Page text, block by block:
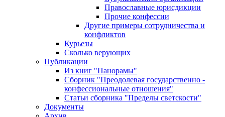
Православные юрисдикции
Прочие конфессии
Другие примеры сотрудничества и
конфликтов
Курьезы
Сколько верующих
Публикации
Из книг "Панорамы"
Сборник "Преодолевая государственно -
конфессиональные отношения"
Статьи сборника "Пределы светскости"
Документы